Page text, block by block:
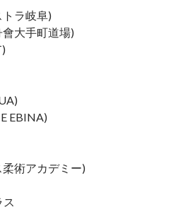
ラ岐阜)
大手町道場)
EBINA)
術アカデミー)